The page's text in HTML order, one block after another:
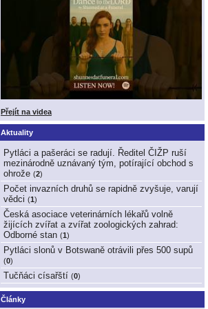
Přejít na videa
Aktuality
Pytláci a pašeráci se radují. Ředitel ČIŽP ruší
mezinárodně uznávaný tým, potírající obchod s
ohrože (2)
Počet invazních druhů se rapidně zvyšuje, varují
vědci (1)
Česká asociace veterinárních lékařů volně
žijících zvířat a zvířat zoologických zahrad:
Odborné stan (1)
Pytláci slonů v Botswaně otrávili přes 500 supů
(0)
Tučňáci císařští (0)
Články